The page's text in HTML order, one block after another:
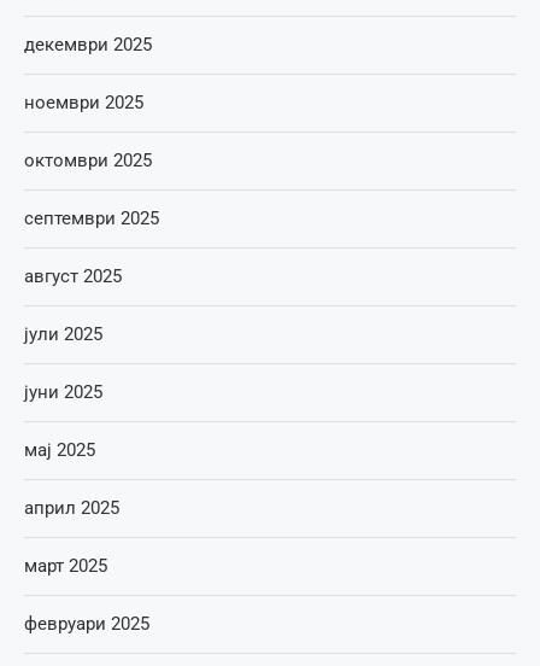
декември 2025
ноември 2025
октомври 2025
септември 2025
август 2025
јули 2025
јуни 2025
мај 2025
април 2025
март 2025
февруари 2025